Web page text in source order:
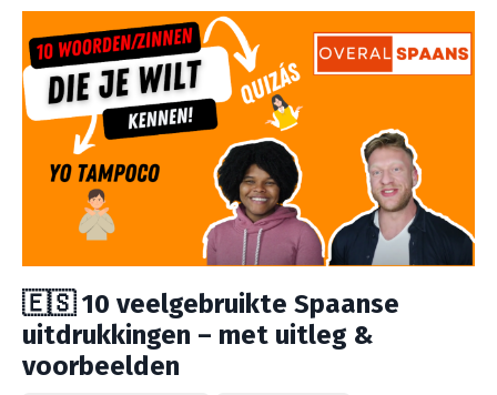
🇪🇸 10 veelgebruikte Spaanse
uitdrukkingen – met uitleg &
voorbeelden